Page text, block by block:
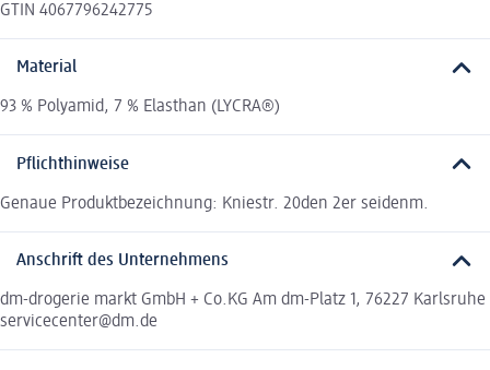
GTIN 4067796242775
Material
93 % Polyamid, 7 % Elasthan (LYCRA®)
Pflichthinweise
Genaue Produktbezeichnung: Kniestr. 20den 2er seidenm.
Anschrift des Unternehmens
dm-drogerie markt GmbH + Co.KG Am dm-Platz 1, 76227 Karlsruhe
servicecenter@dm.de